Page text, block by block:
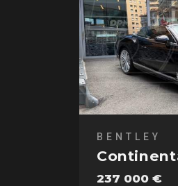
BENTLEY
237 000 €